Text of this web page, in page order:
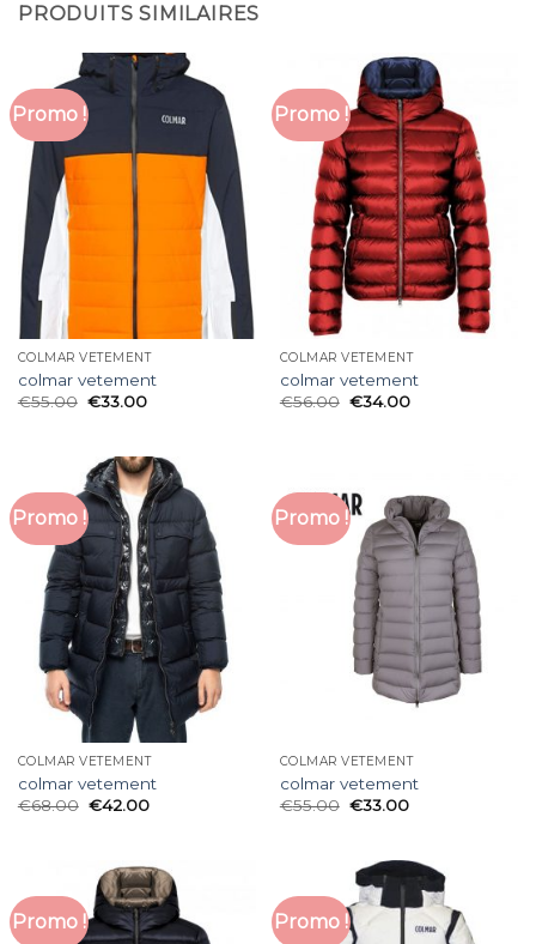
PRODUITS SIMILAIRES
Promo !
COLMAR VETEMENT
colmar vetement
€55.00 €33.00
Promo !
COLMAR VETEMENT
colmar vetement
€56.00 €34.00
Promo !
COLMAR VETEMENT
colmar vetement
€68.00 €42.00
Promo !
COLMAR VETEMENT
colmar vetement
€55.00 €33.00
Promo ! Promo !